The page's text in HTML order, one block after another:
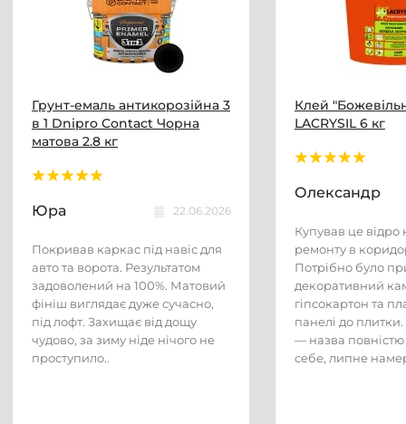
Грунт-емаль антикорозійна 3
в 1 Dnipro Contact Чорна
матова 2.8 кг
Юра 22.06.2026
Покривав каркас під навіс для
авто та ворота. Результатом
задоволений на 100%. Матовий
фініш виглядає дуже сучасно,
під лофт. Захищає від дощу
чудово, за зиму ніде нічого не
проступило..
Клей
LACRYSIL 6 кг
Олександр
Купував це відро
ремонту в
Потрібно було
декоративний
гіпсокартон та
панелі до
— назва
себе, липне